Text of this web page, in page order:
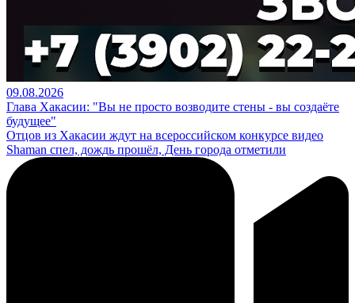
09.08.2026
Глава Хакасии: "Вы не просто возводите стены - вы создаёте
будущее"
Отцов из Хакасии ждут на всероссийском конкурсе видео
Shaman спел, дождь прошёл, День города отметили